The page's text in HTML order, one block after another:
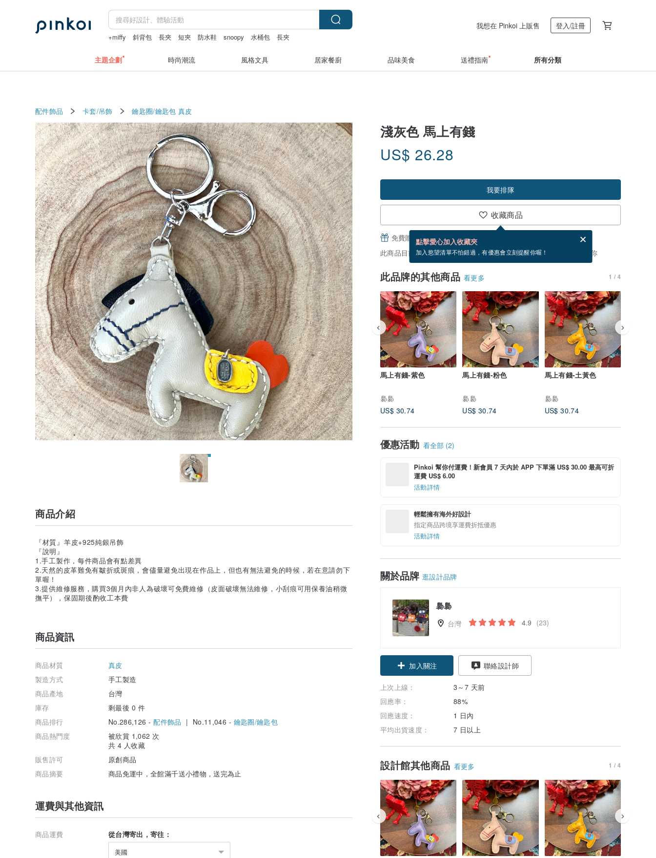
+miffy 斜背包 長夾 短夾 防水鞋 snoopy 水桶包 長夾
我想在 Pinkoi 上販售 登入/註冊
主題企劃 時尚潮流 風格文具 居家餐廚 品味美食 送禮指南 所有分類
配件飾品 卡套/吊飾 鑰匙圈/鑰匙包 真皮
淺灰色 馬上有錢
US$ 26.28
我要排隊
收藏商品
點擊愛心加入收藏夾
加入慾望清單不怕錯過，有優惠會立刻提醒你喔！
免費贈送電子賀卡，結帳完成後填寫
此商品目前沒現貨，你可以按「我要排隊」，當有貨會主動發信通知你
此品牌的其他商品 看更多 1 / 4
馬上有錢-紫色
裊裊
US$ 30.74
馬上有錢-粉色
裊裊
US$ 30.74
馬上有錢-土黃色
裊裊
US$ 30.74
優惠活動 看全部 (2)
Pinkoi 幫你付運費！新會員 7 天內於 APP 下單滿 US$ 30.00 最高可折
運費 US$ 6.00
活動詳情
輕鬆擁有海外好設計
指定商品跨境享運費折抵優惠
活動詳情
關於品牌 逛設計品牌
裊裊
台灣 4.9 (23)
加入關注 聯絡設計師
上次上線：
3～7 天前
回應率：
88%
回應速度：
1 日內
平均出貨速度：
7 日以上
設計館其他商品 看更多 1 / 4
商品介紹
『材質』羊皮+925純銀吊飾
『說明』
1.手工製作，每件商品會有點差異
2.天然的皮革難免有皺折或斑痕，會儘量避免出現在作品上，但也有無法避免的時候，若在意請勿下
單喔！
3.提供維修服務，購買3個月內非人為破壞可免費維修（皮面破壞無法維修，小刮痕可用保養油稍微
撫平），保固期後酌收工本費
商品資訊
商品材質
真皮
製造方式
手工製造
商品產地
台灣
庫存
剩最後 0 件
商品排行
No.286,126 -配件飾品 | No.11,046 - 鑰匙圈/鑰匙包
商品熱門度
被欣賞 1,062 次
共 4 人收藏
販售許可
原創商品
商品摘要
商品免運中，全館滿千送小禮物，送完為止
運費與其他資訊
商品運費 從台灣寄出，寄往：
美國